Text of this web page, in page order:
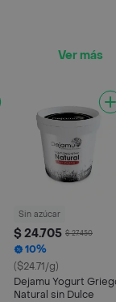
Ver más
Sin azúcar
$ 24.705 $ 27.450
10%
($24.71/g)
Dejamu Yogurt
Natural sin Dulce